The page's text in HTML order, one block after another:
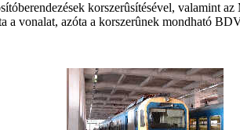
korszerûsítésével, valamint
vonalat, azóta a korszerûnek mondható